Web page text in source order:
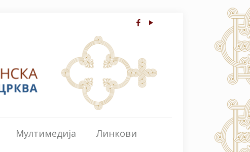
Мултимедија Линкови